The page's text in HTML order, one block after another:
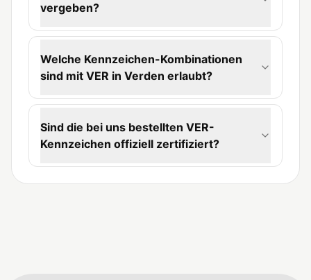
vergeben?
Welche Kennzeichen-Kombinationen
sind mit VER in Verden erlaubt?
Sind die bei uns bestellten VER-
Kennzeichen offiziell zertifiziert?